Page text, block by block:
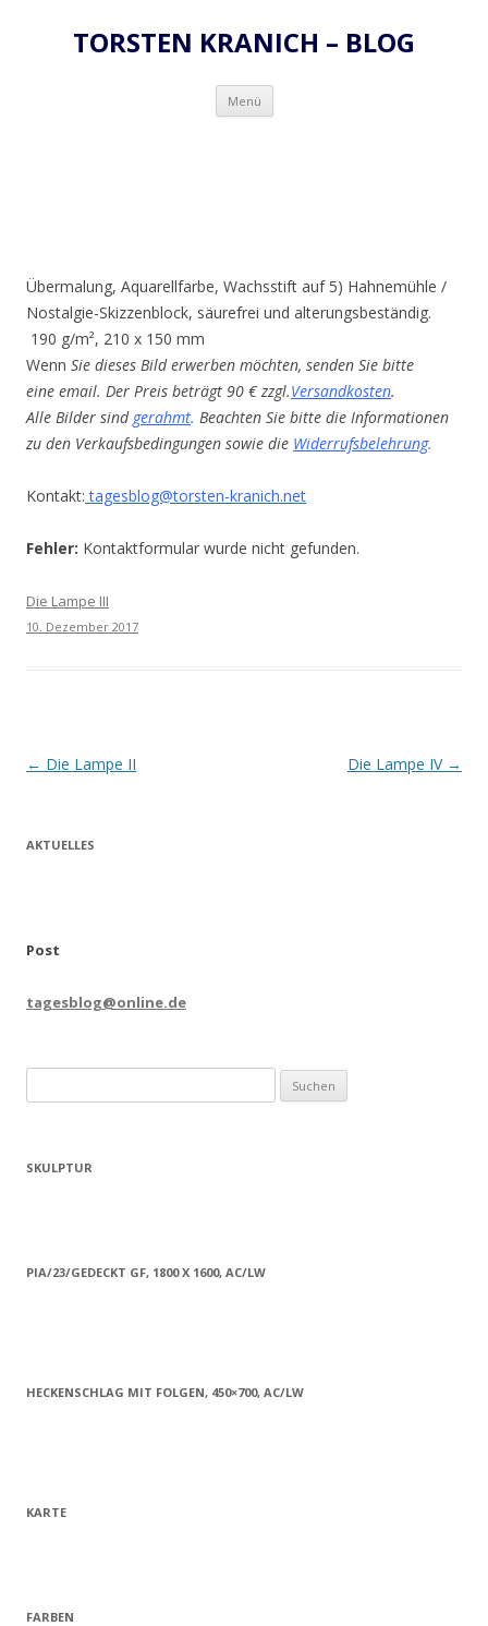
TORSTEN KRANICH – BLOG
Menü Zum
springen
Übermalung, Aquarellfarbe, Wachsstift auf 5) Hahnemühle /
Nostalgie-Skizzenblock, säurefrei und alterungsbeständig.
190 g/m², 210 x 150 mm
Wenn Sie dieses Bild erwerben möchten, senden Sie bitte
eine email. Der Preis beträgt 90 € zzgl.Versandkosten.
Alle Bilder sind gerahmt. Beachten Sie bitte die Informationen
zu den Verkaufsbedingungen sowie die Widerrufsbelehrung.
Kontakt: tagesblog@torsten-kranich.net
Fehler: Kontaktformular wurde nicht gefunden.
Die Lampe III
10. Dezember 2017
Beitrags-
← Die Lampe II Die Lampe IV →
AKTUELLES
Post
tagesblog@online.de
nach:
SKULPTUR
PIA/23/GEDECKT GF, 1800 X 1600, AC/LW
HECKENSCHLAG MIT FOLGEN, 450×700, AC/LW
KARTE
FARBEN